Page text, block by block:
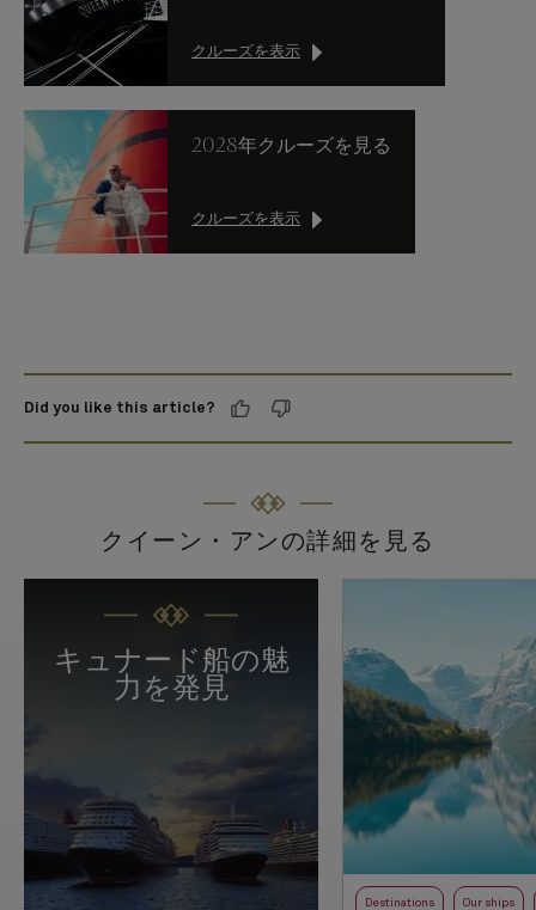
クルーズを表示
2028年クルーズを見る
クルーズを表示
Did you like this article?
クイーン・アンの詳細を見る
キュナード船の魅
力を発見
Destinations Our ships